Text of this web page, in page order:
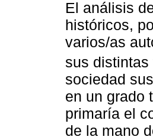
El análisis
históricos,
varios/as
sus distintas
sociedad
en un grado
primaría el
de la mano